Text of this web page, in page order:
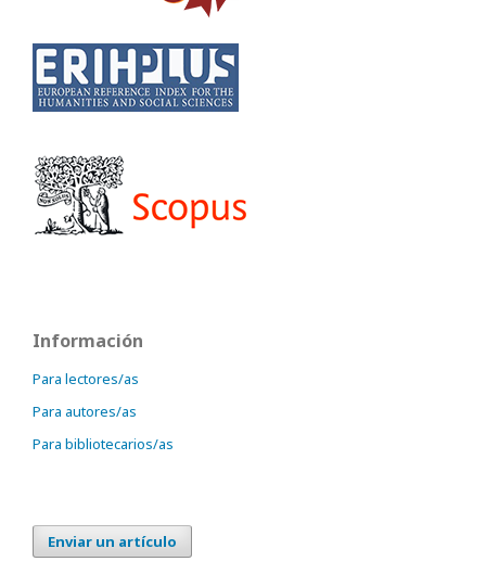
Información
Para lectores/as
Para autores/as
Para bibliotecarios/as
Enviar un artículo